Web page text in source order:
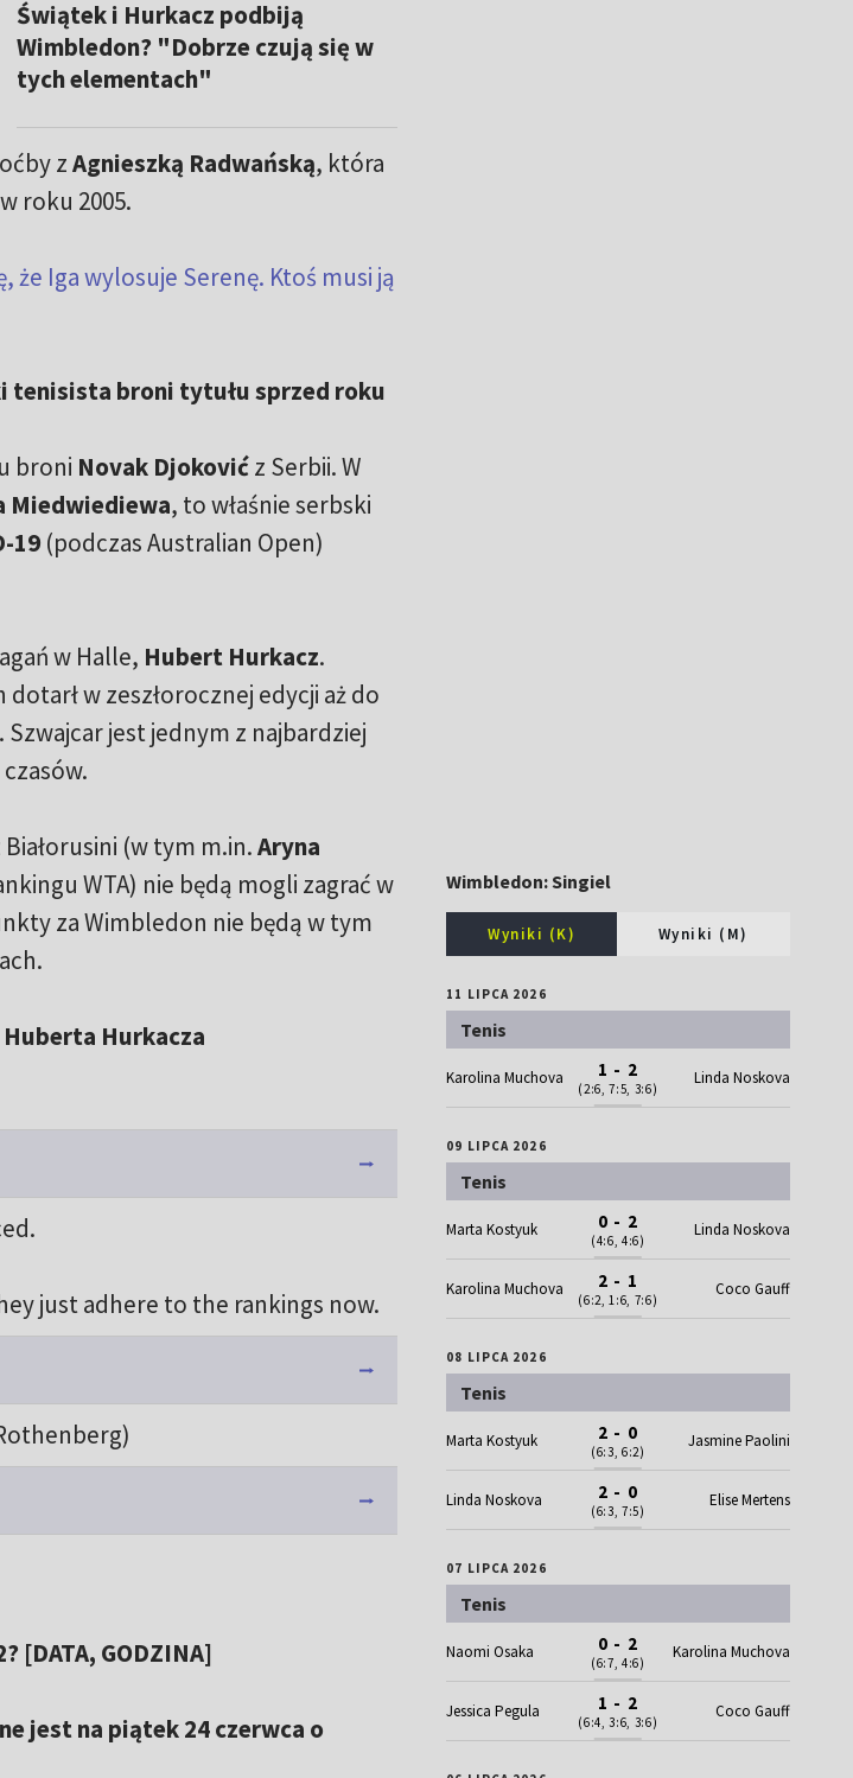
Świątek i Hurkacz podbiją
Wimbledon? "Dobrze czują się w
tych elementach"
zAgnieszką Radwańską, która
roku 2005.
że Iga wylosuje Serenę. Ktoś musi ją
tenisista broni tytułu sprzed roku
broni Novak Djokovićz Serbii. W
Miedwiediewa, to właśnie serbski
19(podczas Australian Open)
w Halle, Hubert Hurkacz.
dotarł w zeszłorocznej edycji aż do
. Szwajcar jest jednym z najbardziej
(w tym m.in.Aryna
WTA) nie będą mogli zagrać w
za Wimbledon nie będą w tym
Hurkacza
just adhere to the rankings now.
[DATA, GODZINA]
jest na piątek 24 czerwca o
Wimbledon: Singiel
Wyniki (K) Wyniki (M)
11 LIPCA 2026
Tenis
Karolina Muchova 1 - 2
(2:6, 7:5, 3:6)
Linda Noskova
09 LIPCA 2026
Tenis
Marta Kostyuk 0 - 2
(4:6, 4:6)
Linda Noskova
Karolina Muchova 2 - 1
(6:2, 1:6, 7:6)
Coco Gauff
08 LIPCA 2026
Tenis
Marta Kostyuk 2 - 0
(6:3, 6:2)
Jasmine Paolini
Linda Noskova 2 - 0
(6:3, 7:5)
Elise Mertens
07 LIPCA 2026
Tenis
Naomi Osaka 0 - 2
(6:7, 4:6)
Karolina Muchova
Jessica Pegula 1 - 2
(6:4, 3:6, 3:6)
Coco Gauff